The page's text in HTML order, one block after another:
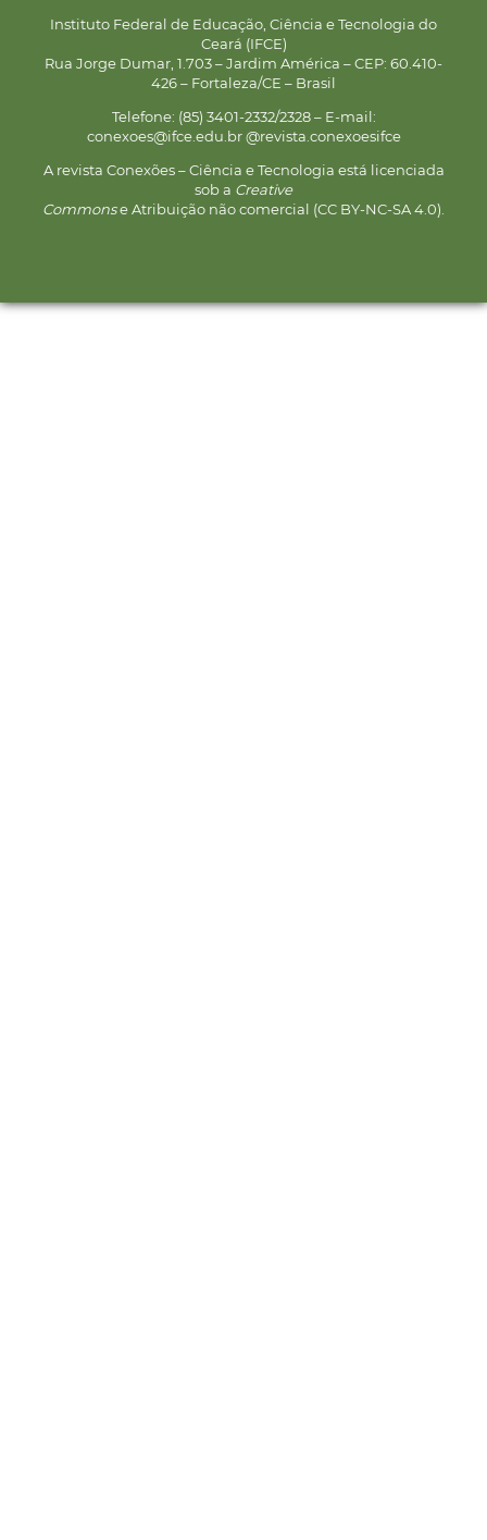
Instituto Federal de Educação, Ciência e Tecnologia do
Ceará (IFCE)
Rua Jorge Dumar, 1.703 – Jardim América – CEP: 60.410-
426 – Fortaleza/CE – Brasil
Telefone: (85) 3401-2332/2328 – E-mail:
conexoes@ifce.edu.br @revista.conexoesifce
A revista Conexões – Ciência e Tecnologia está licenciada
sob a Creative
Commonse Atribuição não comercial (CC BY-NC-SA 4.0).